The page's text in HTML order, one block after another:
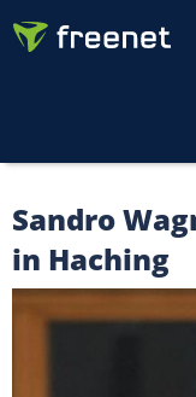
Sandro
in Haching